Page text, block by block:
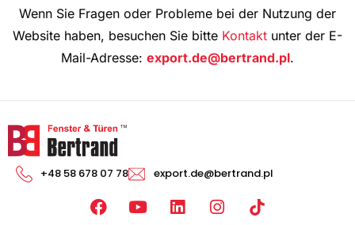
Wenn Sie Fragen oder Probleme bei der Nutzung der
Website haben, besuchen Sie bitte Kontakt unter der E-
Mail-Adresse: export.de@bertrand.pl.
+48 58 678 07 78 export.de@bertrand.pl
F
Y
L
I